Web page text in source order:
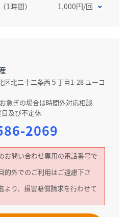
時間）
1,000円/回
区北二十二条西５丁目1-28 ユーコ
急ぎの場合は時間外対応相談
及び不定休
2069
お問い合わせ専用の電話番号で
的外でのご利用はご遠慮下さ
より、損害賠償請求を行わせて